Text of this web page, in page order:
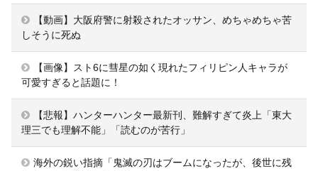
【動画】大阪府警に射殺されたオッサン、めちゃめちゃ苦
しそうに死ぬ
【画像】スト6に彗星の如く現れたフィリピン人キャラが
可愛すぎると話題に！
【悲報】ハンターハンター最新刊、難解すぎて炎上「東大
理三でも理解不能」「読むのが苦行」
海外の鋭い指摘「鬼滅の刃はブームになったが、後世に残